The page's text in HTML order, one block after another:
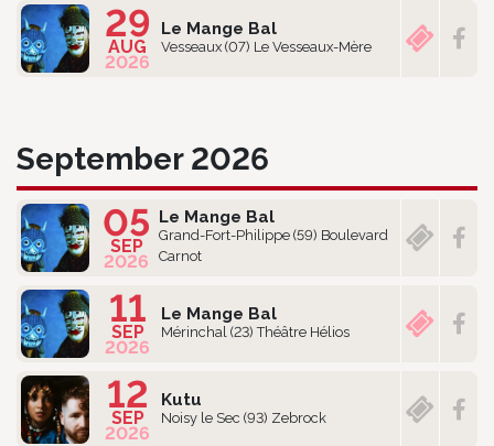
29
AUG
2026
Le Mange Bal
Vesseaux (07) Le Vesseaux-Mère
September 2026
05
SEP
2026
Le Mange Bal
Grand-Fort-Philippe (59) Boulevard
Carnot
11
SEP
2026
Le Mange Bal
Mérinchal (23) Théâtre Hélios
12
SEP
2026
Kutu
Noisy le Sec (93) Zebrock